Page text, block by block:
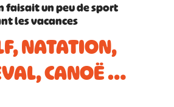
faisait un peu de sport
les vacances
NATATION,
CANOË …